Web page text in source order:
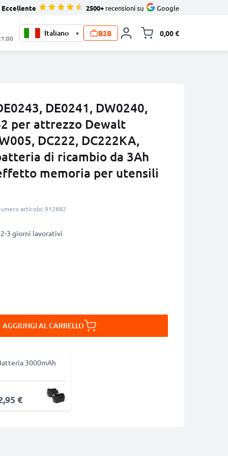
Eccellente 2500+ recensioni su Google
▾ B2B 0,00 €
DE0241, DW0240,
per attrezzo Dewalt
DC222, DC222KA,
di ricambio da 3Ah
memoria per utensili
articolo: 912882
2-3 giorni lavorativi
AGGIUNGI AL CARRELLO
3000mAh
€